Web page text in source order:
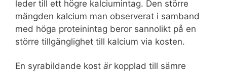
leder till ett högre kalciumintag. Den större
mängden kalcium man observerat i samband
med höga proteinintag beror sannolikt på en
större tillgänglighet till kalcium via kosten.
En syrabildande kost ärkopplad till sämre